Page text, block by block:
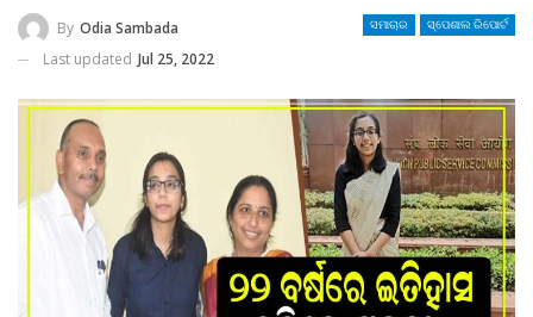
ସମାଚାର ସ୍ପେଶାଲ ରିପୋର୍ଟ
By Odia Sambada
Last updated Jul 25, 2022